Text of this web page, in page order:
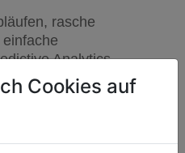
rasche
Analytics.
mittels IoT und
durch
Cookies auf